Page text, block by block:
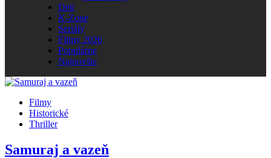
Deti
K-Zone
Seriály
Filmy 2026
Populárne
Najnovšie
Filmy
Historické
Thriller
Samuraj a vazeň